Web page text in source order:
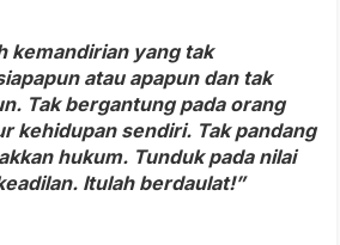
kemandirian yang tak
atau apapun dan tak
Tak bergantung pada orang
kehidupan sendiri. Tak pandang
hukum. Tunduk pada nilai
Itulah berdaulat!”